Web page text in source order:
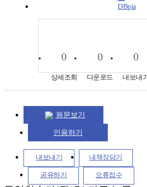
DBpia
0
상세조회
0
다운로드
0
내보내기
원문보기
인용하기
내보내기 내책장담기
공유하기 오류접수